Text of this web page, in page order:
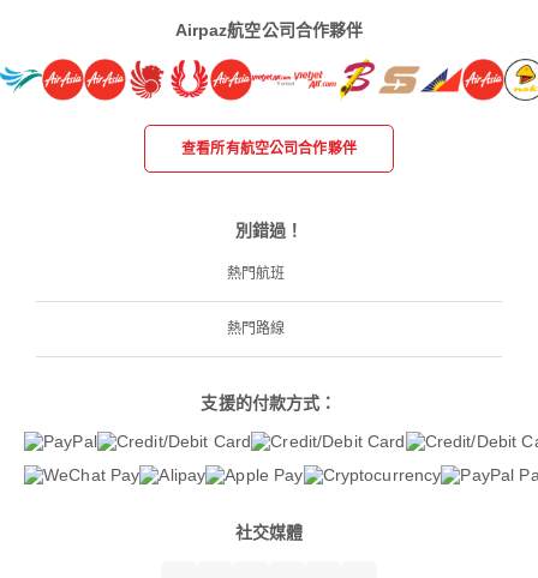
Airpaz航空公司合作夥伴
查看所有航空公司合作夥伴
別錯過！
熱門航班
熱門路線
支援的付款方式：
社交媒體